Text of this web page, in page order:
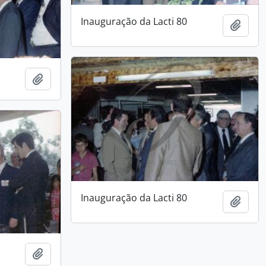
Inauguração da Lacti 80
Add
Add to clipboard
Inauguração da Lacti 80
Add
Add to clipboard